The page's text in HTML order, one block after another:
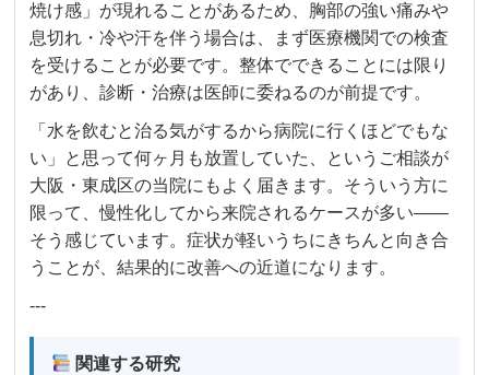
焼け感」が現れることがあるため、胸部の強い痛みや
息切れ・冷や汗を伴う場合は、まず医療機関での検査
を受けることが必要です。整体でできることには限り
があり、診断・治療は医師に委ねるのが前提です。
「水を飲むと治る気がするから病院に行くほどでもな
い」と思って何ヶ月も放置していた、というご相談が
大阪・東成区の当院にもよく届きます。そういう方に
限って、慢性化してから来院されるケースが多い——
そう感じています。症状が軽いうちにきちんと向き合
うことが、結果的に改善への近道になります。
---
関連する研究